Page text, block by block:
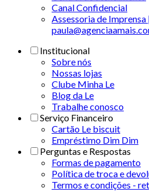
Canal Confidencial
Assessoria de Imprensa
Institucional
Sobre nós
Nossas lojas
Clube Minha Le
Blog da Le
Trabalhe conosco
Serviço Financeiro
Cartão Le biscuit
Empréstimo Dim Dim
Perguntas e Respostas
Formas de pagamento
Política de troca e
Termos e condições -